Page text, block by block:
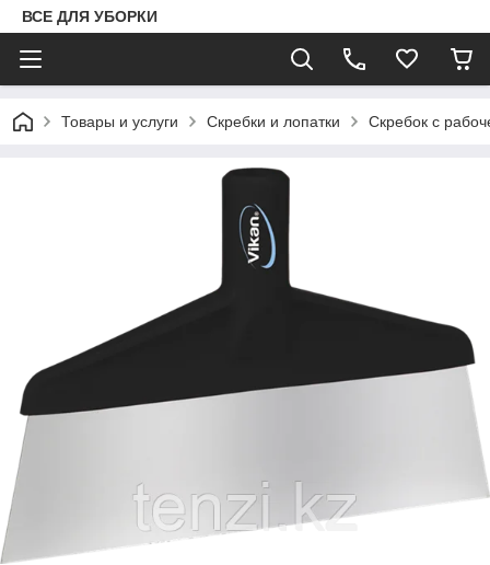
ВСЕ ДЛЯ УБОРКИ
Товары и услуги Скребки и лопатки Скребок с